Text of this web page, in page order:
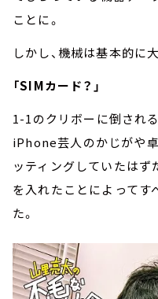
ことに。
しかし、機械は基本的に
「SIMカード？」
1-1のクリボーに倒され
iPhone芸人のかじがや
ッティングしていたはず
を入れたことによってす
た。